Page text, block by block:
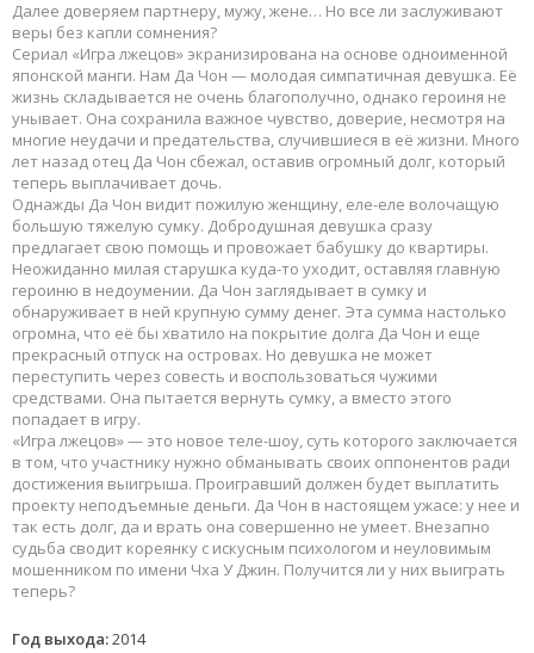
Далее доверяем партнеру, мужу, жене… Но все ли заслуживают
веры без капли сомнения?
Сериал «Игра лжецов» экранизирована на основе одноименной
японской манги. Нам Да Чон — молодая симпатичная девушка. Её
жизнь складывается не очень благополучно, однако героиня не
унывает. Она сохранила важное чувство, доверие, несмотря на
многие неудачи и предательства, случившиеся в её жизни. Много
лет назад отец Да Чон сбежал, оставив огромный долг, который
теперь выплачивает дочь.
Однажды Да Чон видит пожилую женщину, еле-еле волочащую
большую тяжелую сумку. Добродушная девушка сразу
предлагает свою помощь и провожает бабушку до квартиры.
Неожиданно милая старушка куда-то уходит, оставляя главную
героиню в недоумении. Да Чон заглядывает в сумку и
обнаруживает в ней крупную сумму денег. Эта сумма настолько
огромна, что её бы хватило на покрытие долга Да Чон и еще
прекрасный отпуск на островах. Но девушка не может
переступить через совесть и воспользоваться чужими
средствами. Она пытается вернуть сумку, а вместо этого
попадает в игру.
«Игра лжецов» — это новое теле-шоу, суть которого заключается
в том, что участнику нужно обманывать своих оппонентов ради
достижения выигрыша. Проигравший должен будет выплатить
проекту неподъемные деньги. Да Чон в настоящем ужасе: у нее и
так есть долг, да и врать она совершенно не умеет. Внезапно
судьба сводит кореянку с искусным психологом и неуловимым
мошенником по имени Чха У Джин. Получится ли у них выиграть
теперь?
Год выхода:2014